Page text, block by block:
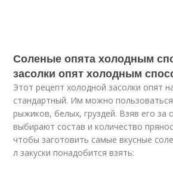
Соленые опята холодным
засолки опят холодным
Этот рецепт холодной засолки опят
стандартный. Им можно
рыжиков, белых, груздей. Взяв его за
выбирают состав и количество
чтобы заготовить самые вкусные
л закуски понадобится взять: